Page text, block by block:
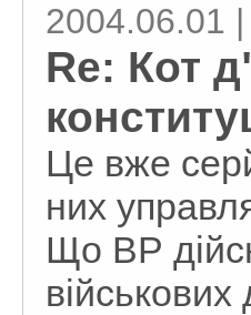
2004.06.01
Re: Кот
Це вже
них
Що ВР
військових